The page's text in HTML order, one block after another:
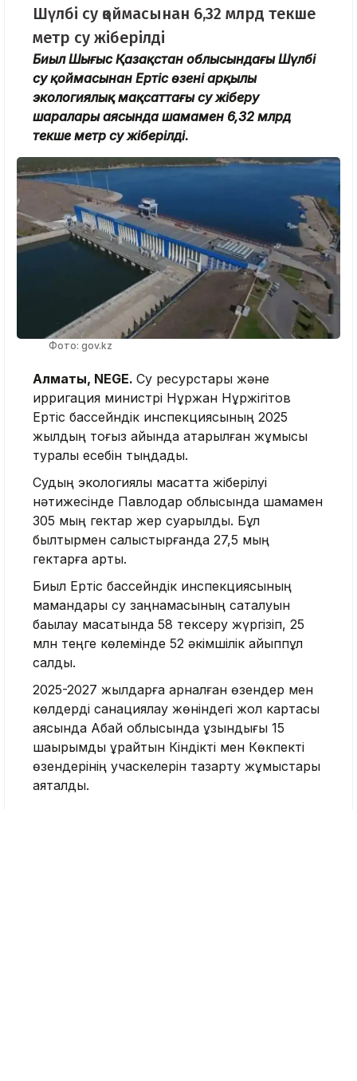
Шүлбі су қоймасынан 6,32 млрд текше
метр су жіберілді
Биыл Шығыс Қазақстан облысындағы Шүлбі
су қоймасынан Ертіс өзені арқылы
экологиялық мақсаттағы су жіберу
шаралары аясында шамамен 6,32 млрд
текше метр су жіберілді.
Фото: gov.kz
Алматы, NEGE. Су ресурстары және
ирригация министрі Нұржан Нұржігітов
Ертіс бассейндік инспекциясының 2025
жылдың тоғыз айында атқарылған жұмысы
туралы есебін тыңдады.
Судың экологиялық мақсатта жіберілуі
нәтижесінде Павлодар облысында шамамен
305 мың гектар жер суарылды. Бұл
былтырмен салыстырғанда 27,5 мың
гектарға артық.
Биыл Ертіс бассейндік инспекциясының
мамандары су заңнамасының сақталуын
бақылау мақсатында 58 тексеру жүргізіп, 25
млн теңге көлемінде 52 әкімшілік айыппұл
салды.
2025-2027 жылдарға арналған өзендер мен
көлдерді санациялау жөніндегі жол картасы
аясында Абай облысында ұзындығы 15
шақырымды құрайтын Кіндікті мен Көкпекті
өзендерінің учаскелерін тазарту жұмыстары
аяқталды.